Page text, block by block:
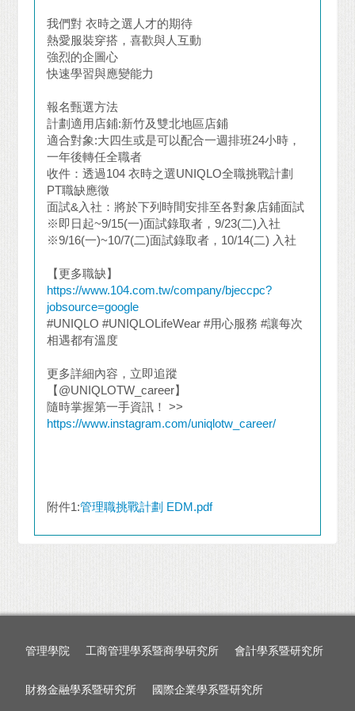
我們對 衣時之選人才的期待
熱愛服裝穿搭，喜歡與人互動
強烈的企圖心
快速學習與應變能力
報名甄選方法
計劃適用店鋪:新竹及雙北地區店鋪
適合對象:大四生或是可以配合一週排班24小時，
一年後轉任全職者
收件：透過104 衣時之選UNIQLO全職挑戰計劃
PT職缺應徵
面試&入社：將於下列時間安排至各對象店鋪面試
※即日起~9/15(一)面試錄取者，9/23(二)入社
※9/16(一)~10/7(二)面試錄取者，10/14(二) 入社
【更多職缺】
https://www.104.com.tw/company/bjeccpc?
jobsource=google
#UNIQLO #UNIQLOLifeWear #用心服務 #讓每次
相遇都有溫度
更多詳細內容，立即追蹤
【@UNIQLOTW_career】
隨時掌握第一手資訊！ >>
https://www.instagram.com/uniqlotw_career/
附件1:管理職挑戰計劃 EDM.pdf
管理學院 工商管理學系暨商學研究所 會計學系暨研究所
財務金融學系暨研究所 國際企業學系暨研究所